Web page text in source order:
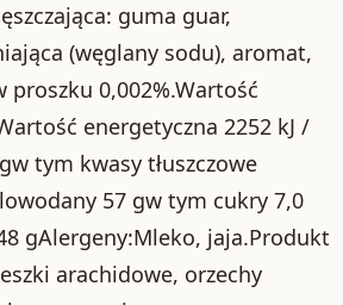
guma guar,
(węglany sodu), aromat,
0,002%.Wartość
energetyczna 2252 kJ /
tym kwasy tłuszczowe
57 gw tym cukry 7,0
gAlergeny:Mleko, jaja.Produkt
arachidowe, orzechy